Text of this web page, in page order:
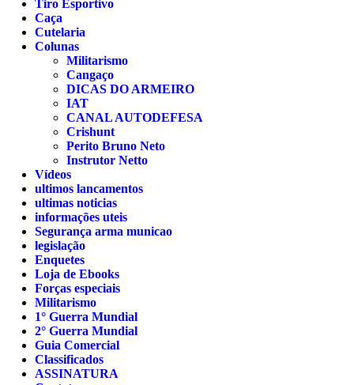
Tiro Esportivo
Caça
Cutelaria
Colunas
Militarismo
Cangaço
DICAS DO ARMEIRO
IAT
CANAL AUTODEFESA
Crishunt
Perito Bruno Neto
Instrutor Netto
Vídeos
ultimos lancamentos
ultimas noticias
informações uteis
Segurança arma municao
legislação
Enquetes
Loja de Ebooks
Forças especiais
Militarismo
1° Guerra Mundial
2° Guerra Mundial
Guia Comercial
Classificados
ASSINATURA